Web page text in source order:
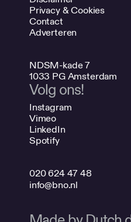
Privacy & Cookies
Contact
Adverteren
NDSM-kade 7
1033 PG Amsterdam
Volg ons!
Instagram
Vimeo
LinkedIn
Spotify
020 624 47 48
info@bno.nl